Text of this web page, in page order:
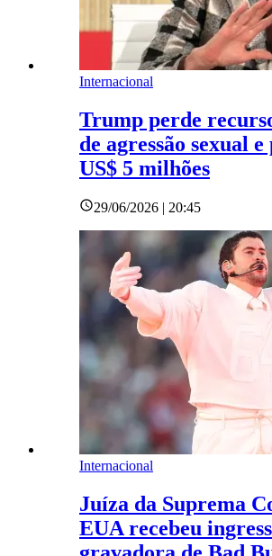
Internacional
Trump perde
de agressão sexual
US$ 5 milhões
29/06/2026 | 20:45
Internacional
Juíza da Suprema
EUA recebeu